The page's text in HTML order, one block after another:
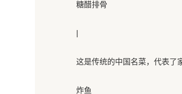
糖醋排骨
这是传统的中国名菜，代表了
炸鱼